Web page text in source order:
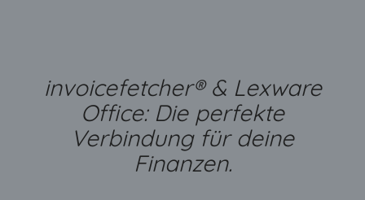
invoicefetcher® & Lexware
Office: Die perfekte
Verbindung für deine
Finanzen.